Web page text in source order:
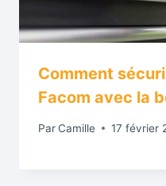
Comment
Facom avec la
ParCamille 17 février